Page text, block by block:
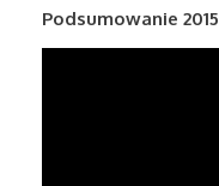
Podsumowanie 2015